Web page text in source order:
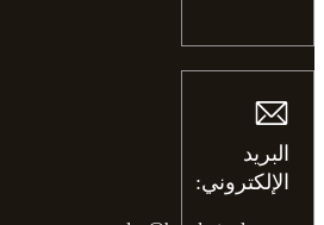
البريد
الإلكتروني: